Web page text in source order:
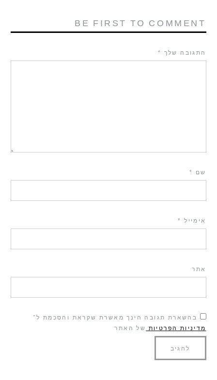
BE FIRST TO COMMENT
התגובה שלך *
שם *
אימייל *
אתר
בהשארת תגובה הינך מאשרת שקראת והסכמת ל־
מדיניות הפרטיות
של האתר